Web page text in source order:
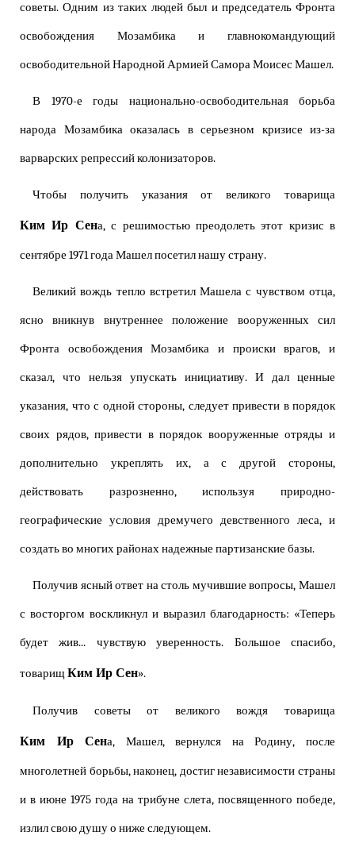
советы. Одним из таких людей был и председатель Фронта
освобождения Мозамбика и главнокомандующий
освободительной Народной Армией Самора Моисес Машел.
В 1970-е годы национально-освободительная борьба
народа Мозамбика оказалась в серьезном кризисе из-за
варварских репрессий колонизаторов.
Чтобы получить указания от великого товарища
Ким Ир Сена, с решимостью преодолеть этот кризис в
сентябре 1971 года Машел посетил нашу страну.
Великий вождь тепло встретил Машела с чувством отца,
ясно вникнув внутреннее положение вооруженных сил
Фронта освобождения Мозамбика и происки врагов, и
сказал, что нельзя упускать инициативу. И дал ценные
указания, что с одной стороны, следует привести в порядок
своих рядов, привести в порядок вооруженные отряды и
дополнительно укреплять их, а с другой стороны,
действовать разрозненно, используя природно-
географические условия дремучего девственного леса, и
создать во многих районах надежные партизанские базы.
Получив ясный ответ на столь мучившие вопросы, Машел
с восторгом воскликнул и выразил благодарность: «Теперь
будет жив... чувствую уверенность. Большое спасибо,
товарищ Ким Ир Сен».
Получив советы от великого вождя товарища
Ким Ир Сена, Машел, вернулся на Родину, после
многолетней борьбы, наконец, достиг независимости страны
и в июне 1975 года на трибуне слета, посвященного победе,
излил свою душу о ниже следующем.